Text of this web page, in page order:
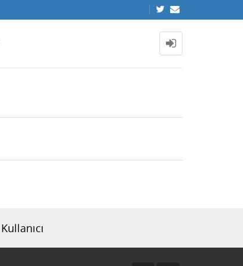
Kullanıcı